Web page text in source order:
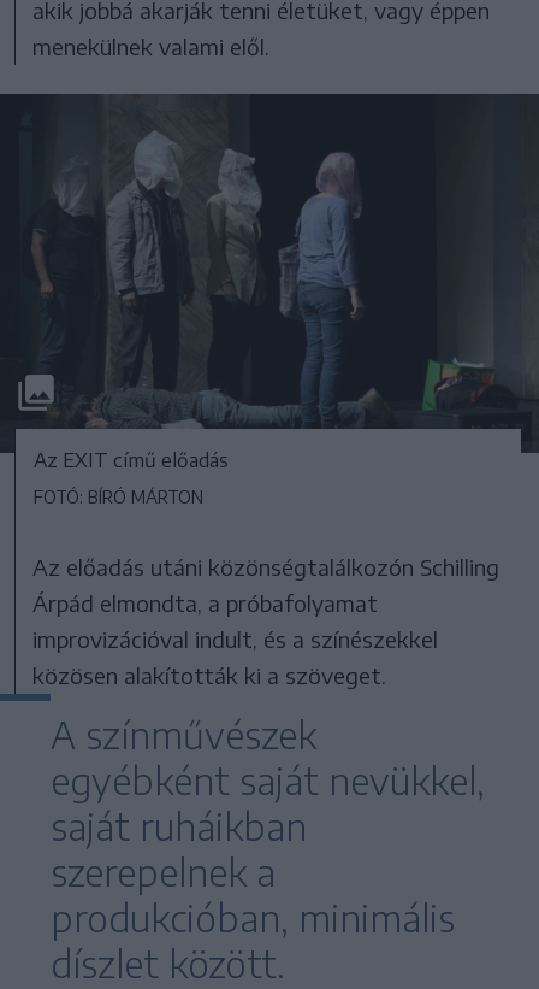
akik jobbá akarják tenni életüket, vagy éppen
menekülnek valami elől.
Az EXIT című előadás
FOTÓ: BÍRÓ MÁRTON
Az előadás utáni közönségtalálkozón Schilling
Árpád elmondta, a próbafolyamat
improvizációval indult, és a színészekkel
közösen alakították ki a szöveget.
A színművészek
egyébként saját nevükkel,
saját ruháikban
szerepelnek a
produkcióban, minimális
díszlet között.